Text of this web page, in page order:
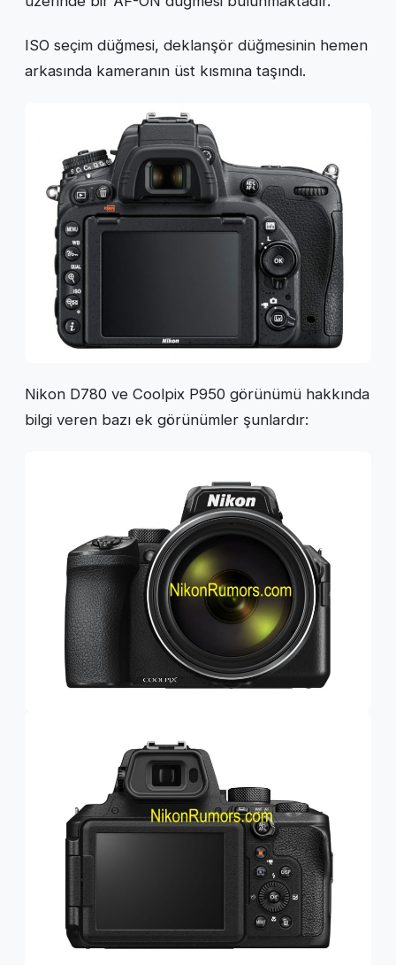
ISO seçim düğmesi, deklanşör düğmesinin hemen
arkasında kameranın üst kısmına taşındı.
Nikon D780 ve Coolpix P950 görünümü hakkında
bilgi veren bazı ek görünümler şunlardır: